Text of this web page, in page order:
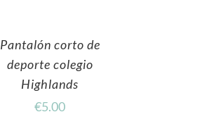
Pantalón corto de
deporte colegio
Highlands
€5.00